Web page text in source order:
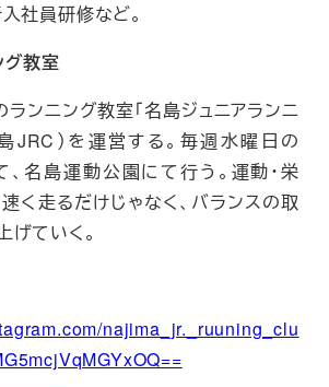
社員研修など。
グ教室
ンニング教室「名島ジュニアランニ
JRC）を運営する。毎週水曜日の
名島運動公園にて行う。運動・栄
く走るだけじゃなく、バランスの取
げていく。
najima_jr._ruuning_clu